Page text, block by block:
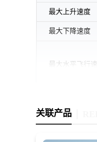
最大上升速度
最大下降速度
最大水平飞行
最长飞行时间
关联产品